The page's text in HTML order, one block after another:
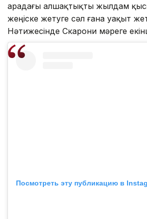
арадағы алшақтықты жылдам
жеңіске жетуге сәл ғана уақыт
Нәтижесінде Скарони мәреге
Посмотреть эту публикацию в